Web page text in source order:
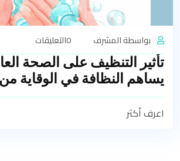
بواسطة المشرف
تأثير التنظيف على الصحة
يساهم النظافة في الوقاية
اعرف أكثر